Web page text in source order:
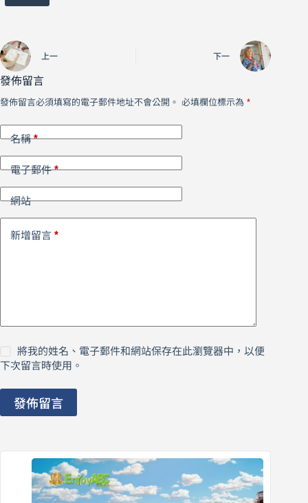
上一 下一
發佈留言
發佈留言必須填寫的電子郵件地址不會公開。 必填欄位標示為 *
名稱*
電子郵件*
網站
新增留言 *
將我的姓名、電子郵件和網站保存在此瀏覽器中，以便
下次留言時使用。
發佈留言